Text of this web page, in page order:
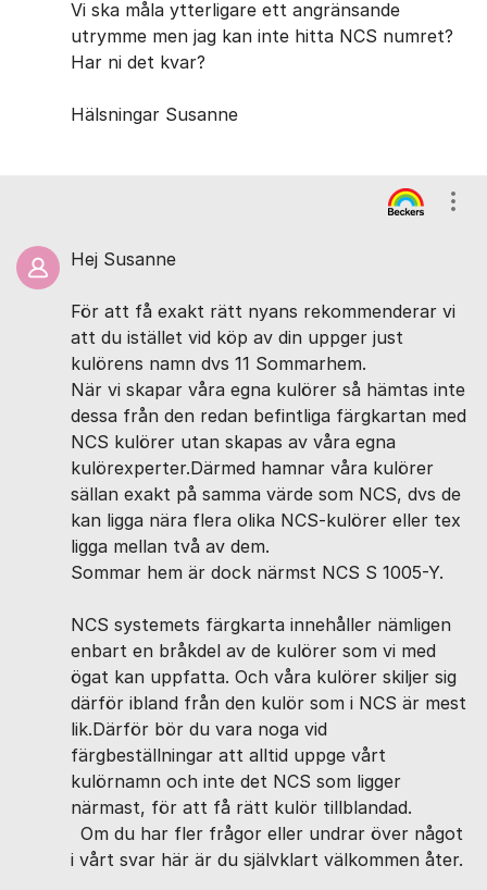
Vi ska måla ytterligare ett angränsande
utrymme men jag kan inte hitta NCS numret?
Har ni det kvar?
Hälsningar Susanne
Hej Susanne
För att få exakt rätt nyans rekommenderar vi
att du istället vid köp av din uppger just
kulörens namn dvs 11 Sommarhem.
När vi skapar våra egna kulörer så hämtas inte
dessa från den redan befintliga färgkartan med
NCS kulörer utan skapas av våra egna
kulörexperter.Därmed hamnar våra kulörer
sällan exakt på samma värde som NCS, dvs de
kan ligga nära flera olika NCS-kulörer eller tex
ligga mellan två av dem.
Sommar hem är dock närmst NCS S 1005-Y.
NCS systemets färgkarta innehåller nämligen
enbart en bråkdel av de kulörer som vi med
ögat kan uppfatta. Och våra kulörer skiljer sig
därför ibland från den kulör som i NCS är mest
lik.Därför bör du vara noga vid
färgbeställningar att alltid uppge vårt
kulörnamn och inte det NCS som ligger
närmast, för att få rätt kulör tillblandad.
Om du har fler frågor eller undrar över något
i vårt svar här är du självklart välkommen åter.